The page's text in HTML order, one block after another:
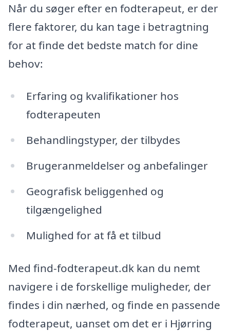
Når du søger efter en fodterapeut, er der
flere faktorer, du kan tage i betragtning
for at finde det bedste match for dine
behov:
Erfaring og kvalifikationer hos
fodterapeuten
Behandlingstyper, der tilbydes
Brugeranmeldelser og anbefalinger
Geografisk beliggenhed og
tilgængelighed
Mulighed for at få et tilbud
Med find-fodterapeut.dk kan du nemt
navigere i de forskellige muligheder, der
findes i din nærhed, og finde en passende
fodterapeut, uanset om det er i Hjørring